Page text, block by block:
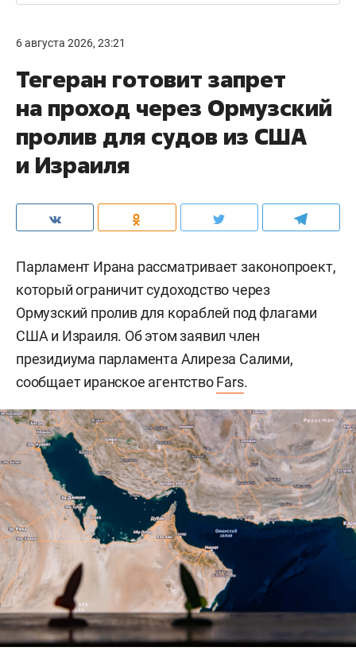
6 августа 2026, 23:21
Тегеран готовит запрет
на проход через Ормузский
пролив для судов из США
и Израиля
Парламент Ирана рассматривает законопроект,
который ограничит судоходство через
Ормузский пролив для кораблей под флагами
США и Израиля. Об этом заявил член
президиума парламента Алиреза Салими,
сообщает иранское агентствоFars.